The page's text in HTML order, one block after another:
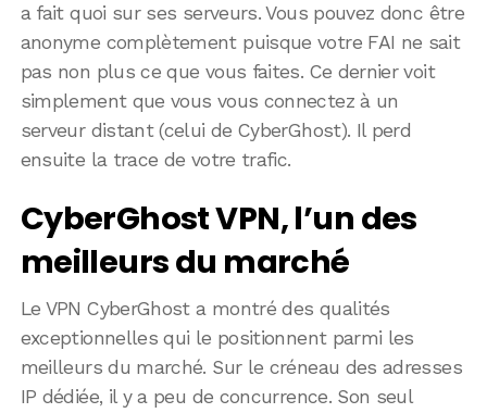
a fait quoi sur ses serveurs. Vous pouvez donc être
anonyme complètement puisque votre FAI ne sait
pas non plus ce que vous faites. Ce dernier voit
simplement que vous vous connectez à un
serveur distant (celui de CyberGhost). Il perd
ensuite la trace de votre trafic.
CyberGhost VPN, l’un des
meilleurs du marché
Le VPN CyberGhost a montré des qualités
exceptionnelles qui le positionnent parmi les
meilleurs du marché. Sur le créneau des adresses
IP dédiée, il y a peu de concurrence. Son seul